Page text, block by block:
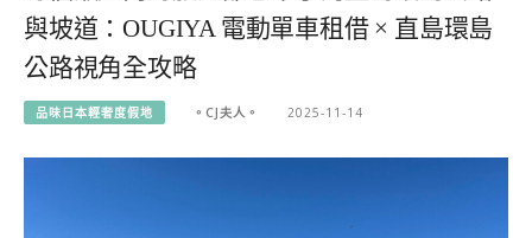
與坡道：OUGIYA 電動單車租借 × 直島環島
公路視角全攻略
品味日本輕奢度假地 。CJ夫人。 2025-11-14